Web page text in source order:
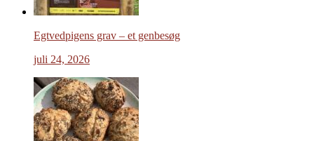
Egtvedpigens grav – et genbesøg
juli 24, 2026